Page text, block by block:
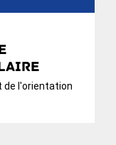
de l'orientation